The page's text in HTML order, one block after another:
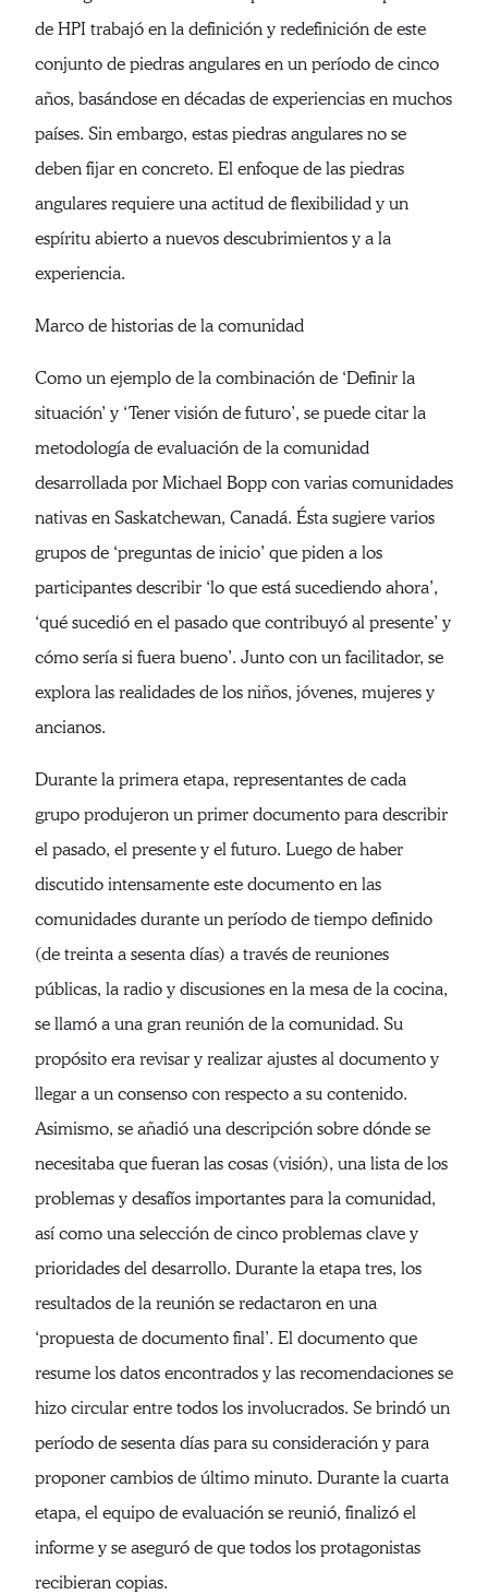
de HPI trabajó en la definición y redefinición de este
conjunto de piedras angulares en un período de cinco
años, basándose en décadas de experiencias en muchos
países. Sin embargo, estas piedras angulares no se
deben fijar en concreto. El enfoque de las piedras
angulares requiere una actitud de flexibilidad y un
espíritu abierto a nuevos descubrimientos y a la
experiencia.
Marco de historias de la comunidad
Como un ejemplo de la combinación de ‘Definir la
situación’ y ‘Tener visión de futuro’, se puede citar la
metodología de evaluación de la comunidad
desarrollada por Michael Bopp con varias comunidades
nativas en Saskatchewan, Canadá. Ésta sugiere varios
grupos de ‘preguntas de inicio’ que piden a los
participantes describir ‘lo que está sucediendo ahora’,
‘qué sucedió en el pasado que contribuyó al presente’ y
cómo sería si fuera bueno’. Junto con un facilitador, se
explora las realidades de los niños, jóvenes, mujeres y
ancianos.
Durante la primera etapa, representantes de cada
grupo produjeron un primer documento para describir
el pasado, el presente y el futuro. Luego de haber
discutido intensamente este documento en las
comunidades durante un período de tiempo definido
(de treinta a sesenta días) a través de reuniones
públicas, la radio y discusiones en la mesa de la cocina,
se llamó a una gran reunión de la comunidad. Su
propósito era revisar y realizar ajustes al documento y
llegar a un consenso con respecto a su contenido.
Asimismo, se añadió una descripción sobre dónde se
necesitaba que fueran las cosas (visión), una lista de los
problemas y desafíos importantes para la comunidad,
así como una selección de cinco problemas clave y
prioridades del desarrollo. Durante la etapa tres, los
resultados de la reunión se redactaron en una
‘propuesta de documento final’. El documento que
resume los datos encontrados y las recomendaciones se
hizo circular entre todos los involucrados. Se brindó un
período de sesenta días para su consideración y para
proponer cambios de último minuto. Durante la cuarta
etapa, el equipo de evaluación se reunió, finalizó el
informe y se aseguró de que todos los protagonistas
recibieran copias.